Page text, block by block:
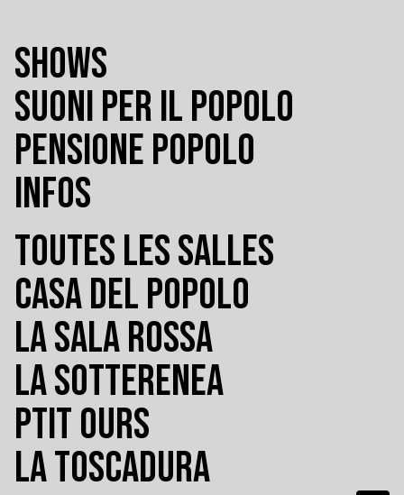
SHOWS
SUONI PER IL POPOLO
PENSIONE POPOLO
INFOS
TOUTES LES SALLES
CASA DEL POPOLO
LA SALA ROSSA
LA SOTTERENEA
PTIT OURS
LA TOSCADURA